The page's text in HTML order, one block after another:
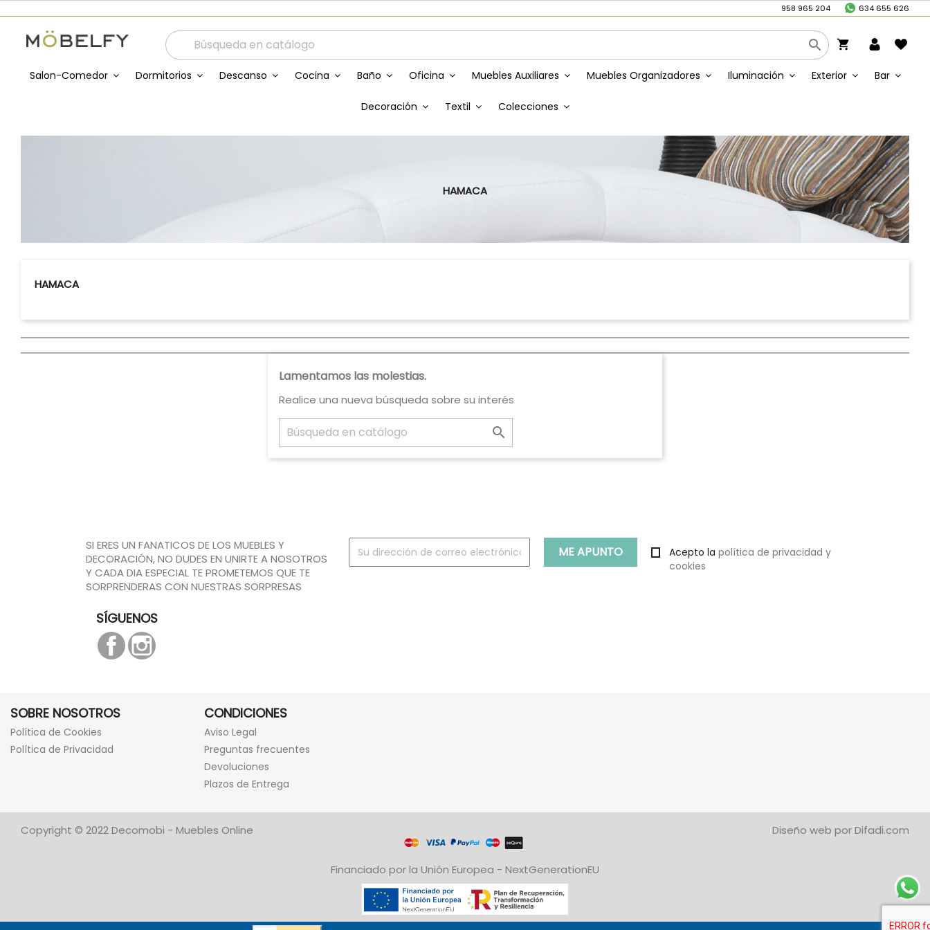
958 965 204/ 634 655 626
 shopping_cart
Salon-Comedor Dormitorios Descanso Cocina Baño Oficina Muebles Auxiliares Muebles Organizadores Iluminación Exterior Bar
Decoración Textil Colecciones
HAMACA
HAMACA
Lamentamos las molestias.
Realice una nueva búsqueda sobre su interés

SI ERES UN FANATICOS DE LOS MUEBLES Y
DECORACIÓN, NO DUDES EN UNIRTE A NOSOTROS
Y CADA DIA ESPECIAL TE PROMETEMOS QUE TE
SORPRENDERAS CON NUESTRAS SORPRESAS
Acepto la política de privacidad y
cookies
SÍGUENOS
FacebookInstagram
SOBRE NOSOTROS
Política de Cookies
Política de Privacidad
CONDICIONES
Aviso Legal
Preguntas frecuentes
Devoluciones
Plazos de Entrega
Copyright © 2022 Decomobi - Muebles Online
Financiado por la Unión Europea - NextGenerationEU
Diseño web porDifadi.com